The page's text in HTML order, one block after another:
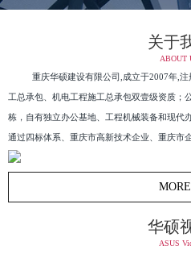
关于
ABOUT
重庆华硕建设有限公司,成立于2007年,
工总承包、机电工程施工总承包双壹级资质；
栋，自有独立办公基地、工程机械装备和现代
通过四标体系、重庆市高新技术企业、重庆市
华硕
ASUS